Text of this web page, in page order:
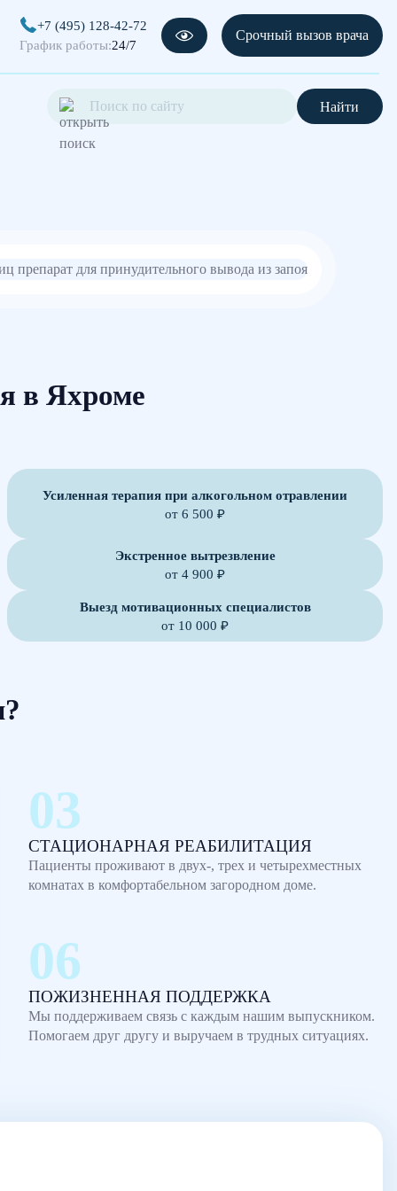
+7 (495) 128-42-72
График работы:24/7
Срочный вызов врача
Найти
в Яхроме
Усиленная терапия при алкогольном отравлении
от 6 500 ₽
Экстренное вытрезвление
от 4 900 ₽
Выезд мотивационных специалистов
от 10 000 ₽
СТАЦИОНАРНАЯ РЕАБИЛИТАЦИЯ
Пациенты проживают в двух-, трех и четырехместных
комнатах в комфортабельном загородном доме.
ПОЖИЗНЕННАЯ ПОДДЕРЖКА
Мы поддерживаем связь с каждым нашим выпускником.
Помогаем друг другу и выручаем в трудных ситуациях.